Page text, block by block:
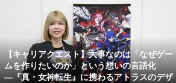
【キャリアクエスト】大事なのは「なぜゲー
ムを作りたいのか」という想いの言語化
―『真・女神転生』に携わるアトラスのデザ